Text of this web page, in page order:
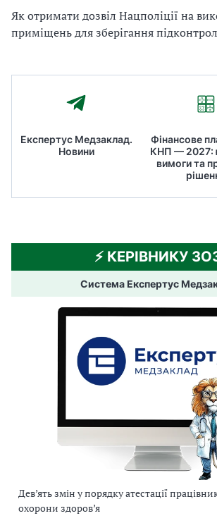
Як отримати дозвіл Нацполіції на
приміщень для зберігання
Експертус Медзаклад.
Новини
Фінансове
КНП — 2027:
вимоги та
⚡️ КЕРІВНИКУ
Система Експертус
Дев’ять змін у порядку атестації
охорони здоров’я